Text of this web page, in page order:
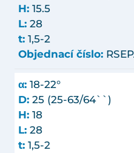
H: 15.5
L: 28
t: 1,5-2
Objednací číslo:
α: 18-22°
D: 25 (25-63/64``)
H: 18
L: 28
t: 1,5-2